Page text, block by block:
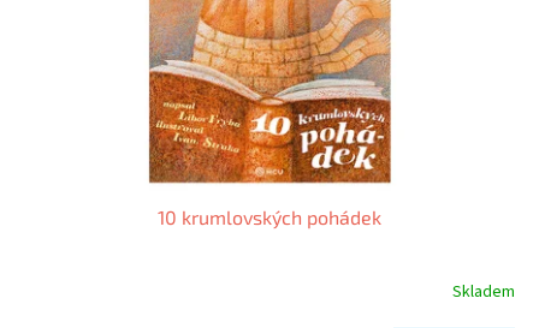
10 krumlovských pohádek
Skladem